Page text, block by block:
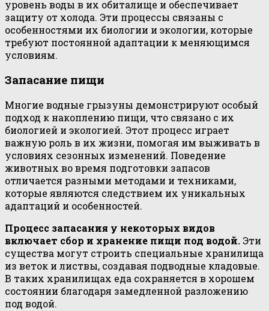
уровень воды в их обиталище и обеспечивает
защиту от холода. Эти процессы связаны с
особенностями их биологии и экологии, которые
требуют постоянной адаптации к меняющимся
условиям.
Запасание пищи
Многие водные грызуны демонстрируют особый
подход к накоплению пищи, что связано с их
биологией и экологией. Этот процесс играет
важную роль в их жизни, помогая им выживать в
условиях сезонных изменений. Поведение
животных во время подготовки запасов
отличается разными методами и техниками,
которые являются следствием их уникальных
адаптаций и особенностей.
Процесс запасания у некоторых видов
включает сбор и хранение пищи под водой. Эти
существа могут строить специальные хранилища
из веток и листвы, создавая подводные кладовые.
В таких хранилищах еда сохраняется в хорошем
состоянии благодаря замедленной разложению
под водой.